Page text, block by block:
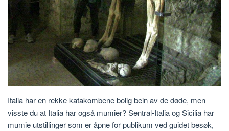
Italia har en rekke katakombene bolig bein av de døde, men
visste du at Italia har også mumier? Sentral-Italia og Sicilia har
mumie utstillinger som er åpne for publikum ved guidet besøk,